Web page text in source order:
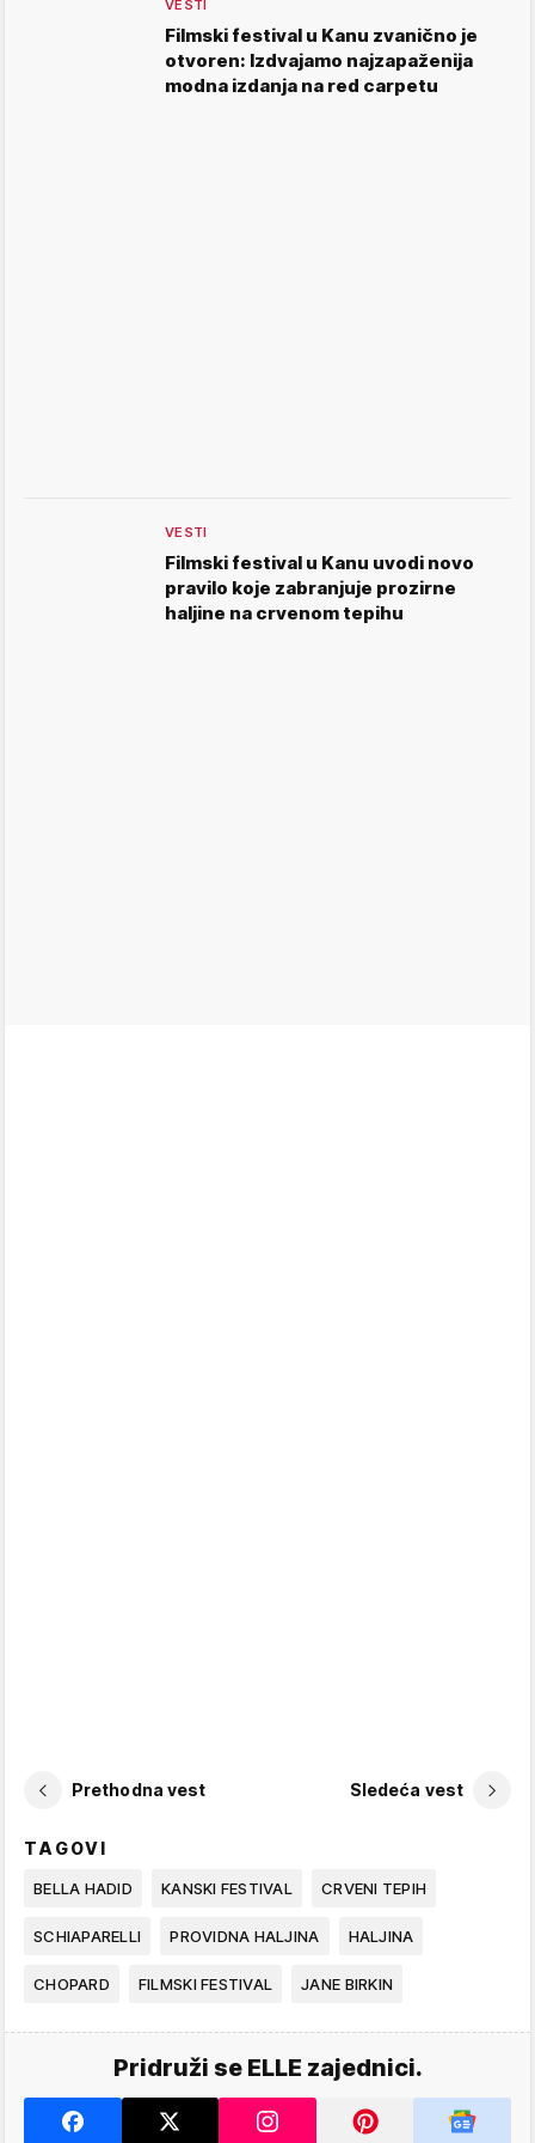
VESTI
Filmski festival u Kanu zvanično je
otvoren: Izdvajamo najzapaženija
modna izdanja na red carpetu
VESTI
Filmski festival u Kanu uvodi novo
pravilo koje zabranjuje prozirne
haljine na crvenom tepihu
Prethodna vest Sledeća vest
TAGOVI
BELLA HADID KANSKI FESTIVAL CRVENI TEPIH
SCHIAPARELLI PROVIDNA HALJINA HALJINA
CHOPARD FILMSKI FESTIVAL JANE BIRKIN
Pridruži se ELLE zajednici.